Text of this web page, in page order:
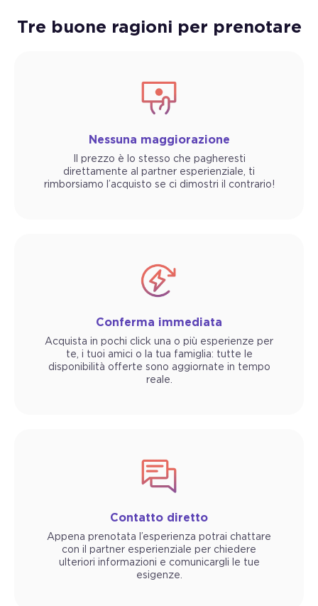
Tre buone ragioni per prenotare
Nessuna maggiorazione
Il prezzo è lo stesso che pagheresti
direttamente al partner esperienziale, ti
rimborsiamo l’acquisto se ci dimostri il contrario!
Conferma immediata
Acquista in pochi click una o più esperienze per
te, i tuoi amici o la tua famiglia: tutte le
disponibilità offerte sono aggiornate in tempo
reale.
Contatto diretto
Appena prenotata l’esperienza potrai chattare
con il partner esperienziale per chiedere
ulteriori informazioni e comunicargli le tue
esigenze.